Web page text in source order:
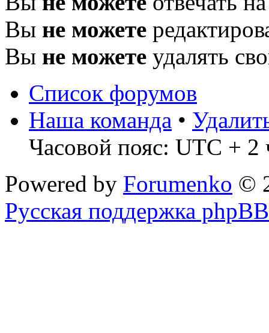
Вы не можете
Вы не можете удалять
Список форумов
Наша команда •
Часовой пояс: UTC + 2
Powered by Forumenko ©
Русская поддержка phpBB